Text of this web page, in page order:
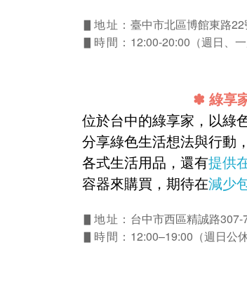
▋地址：臺中市北區博館東路22
▋時間： 12:00-20:00（週日、一
✽ 綠享
位於台中的綠享家，以綠
分享綠色生活想法與行動
各式生活用品，還有提供
容器來購買，期待在減少
▋地址： 台中市西區精誠路307-
▋時間： 12:00–19:00（週日公休